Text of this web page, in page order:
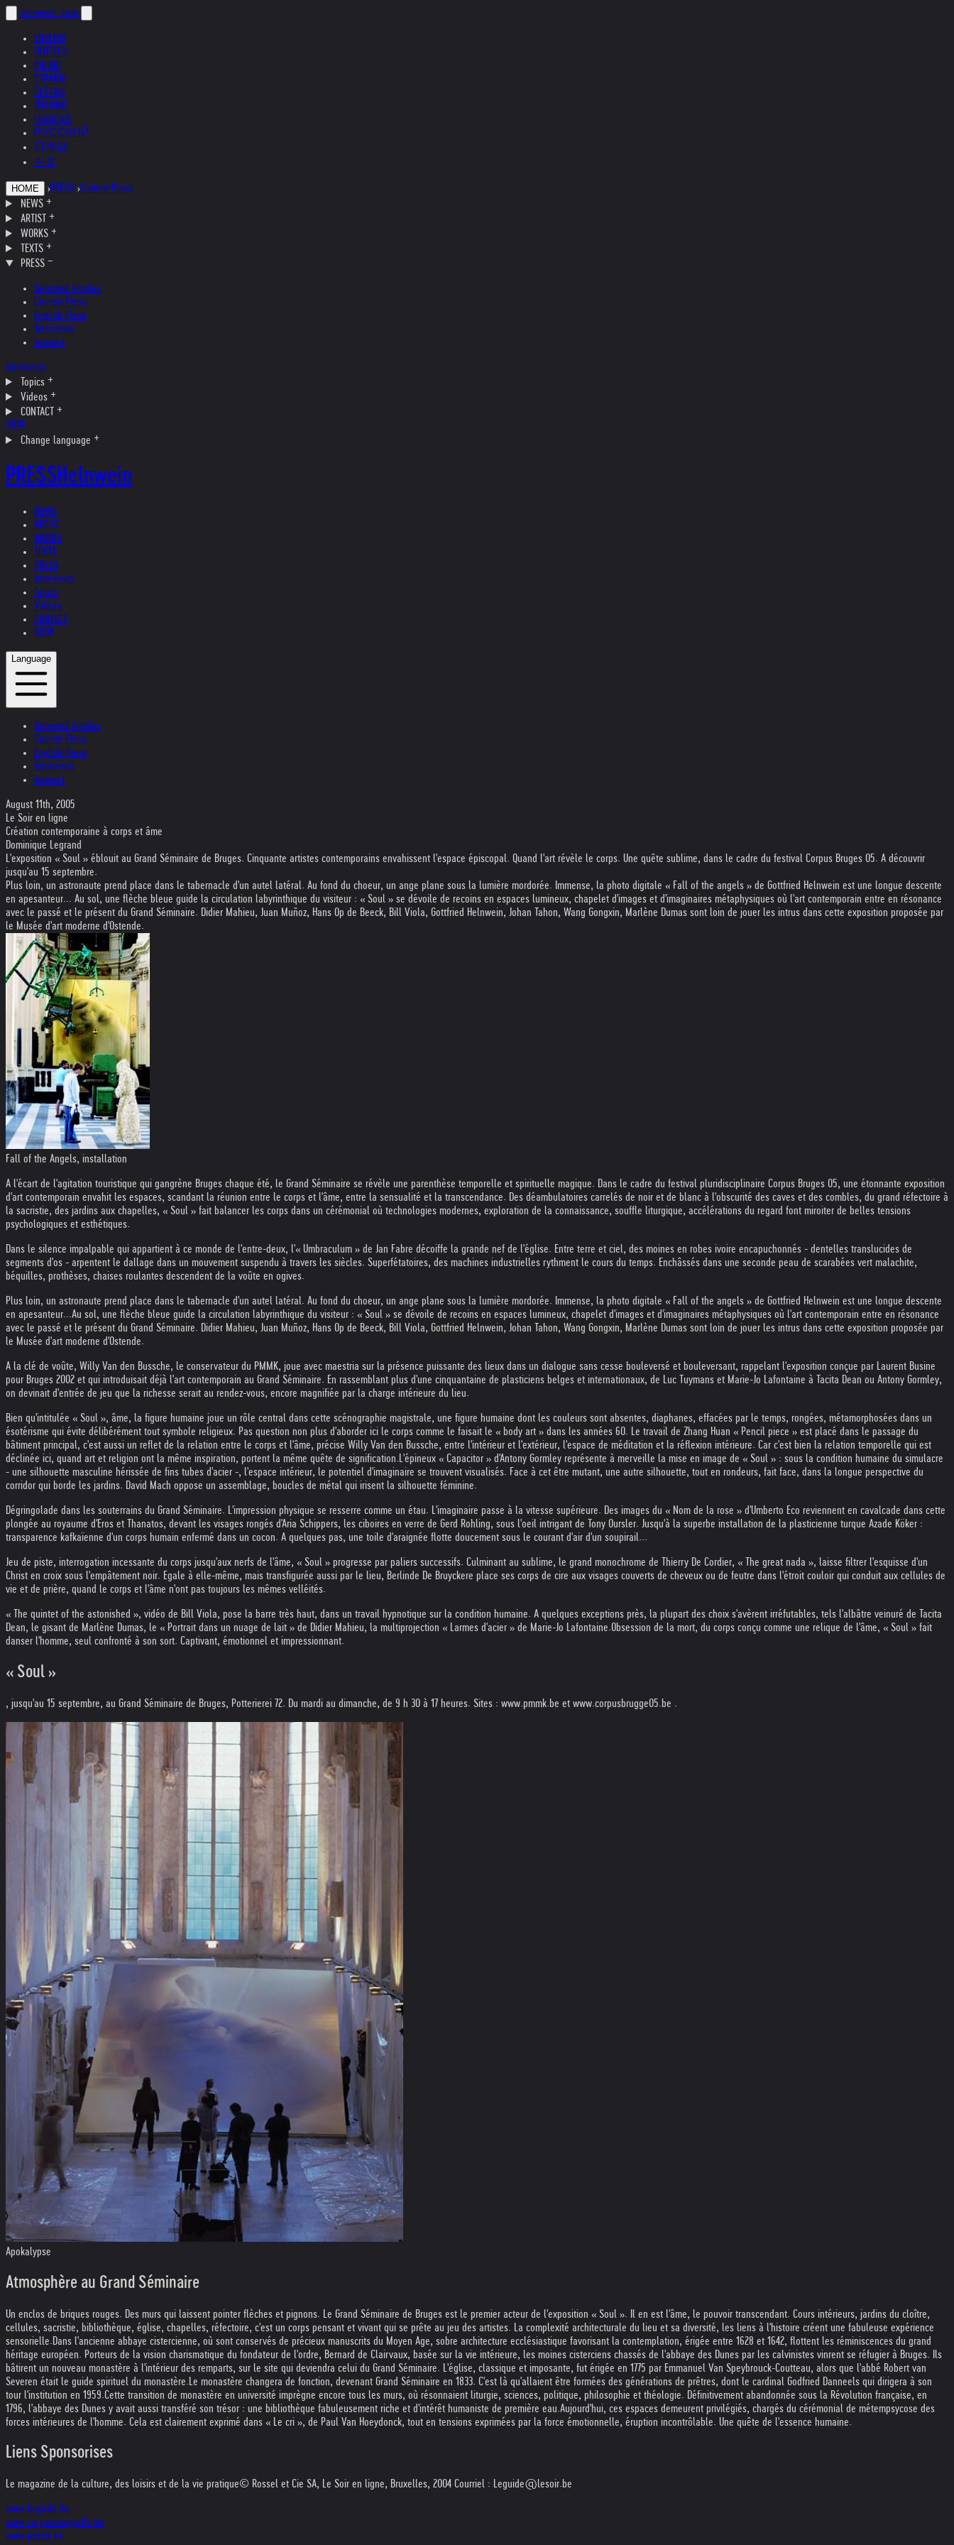
helnwein .com
ENGLISH
DEUTSCH
POLSKI
ESPAÑOL
ČEŠTINA
ITALIANO
FRANÇAIS
РУССКИЙ
日本語
中文
HOME ›PRESS ›Current Press
NEWS
ARTIST
WORKS
TEXTS
PRESS
Selected Articles
Current Press
English Press
Interviews
Internet
Interviews
Topics
Videos
CONTACT
SHOP
Change language
PRESSHelnwein
NEWS
ARTIST
WORKS
TEXTS
PRESS
Interviews
Topics
Videos
CONTACT
SHOP
Language
Selected Articles
Current Press
English Press
Interviews
Internet
August 11th, 2005
Le Soir en ligne
Création contemporaine à corps et âme
Dominique Legrand
L'exposition « Soul » éblouit au Grand Séminaire de Bruges. Cinquante artistes contemporains envahissent l'espace épiscopal. Quand l'art révèle le corps. Une quête sublime, dans le cadre du festival Corpus Bruges 05. A découvrir
jusqu'au 15 septembre.
Plus loin, un astronaute prend place dans le tabernacle d'un autel latéral. Au fond du choeur, un ange plane sous la lumière mordorée. Immense, la photo digitale « Fall of the angels » de Gottfried Helnwein est une longue descente
en apesanteur... Au sol, une flèche bleue guide la circulation labyrinthique du visiteur : « Soul » se dévoile de recoins en espaces lumineux, chapelet d'images et d'imaginaires métaphysiques où l'art contemporain entre en résonance
avec le passé et le présent du Grand Séminaire. Didier Mahieu, Juan Muñoz, Hans Op de Beeck, Bill Viola, Gottfried Helnwein, Johan Tahon, Wang Gongxin, Marlène Dumas sont loin de jouer les intrus dans cette exposition proposée par
le Musée d'art moderne d'Ostende.
Fall of the Angels, installation
A l'écart de l'agitation touristique qui gangrène Bruges chaque été, le Grand Séminaire se révèle une parenthèse temporelle et spirituelle magique. Dans le cadre du festival pluridisciplinaire Corpus Bruges 05, une étonnante exposition
d'art contemporain envahit les espaces, scandant la réunion entre le corps et l'âme, entre la sensualité et la transcendance. Des déambulatoires carrelés de noir et de blanc à l'obscurité des caves et des combles, du grand réfectoire à
la sacristie, des jardins aux chapelles, « Soul » fait balancer les corps dans un cérémonial où technologies modernes, exploration de la connaissance, souffle liturgique, accélérations du regard font miroiter de belles tensions
psychologiques et esthétiques.
Dans le silence impalpable qui appartient à ce monde de l'entre-deux, l'« Umbraculum » de Jan Fabre décoiffe la grande nef de l'église. Entre terre et ciel, des moines en robes ivoire encapuchonnés - dentelles translucides de
segments d'os - arpentent le dallage dans un mouvement suspendu à travers les siècles. Superfétatoires, des machines industrielles rythment le cours du temps. Enchâssés dans une seconde peau de scarabées vert malachite,
béquilles, prothèses, chaises roulantes descendent de la voûte en ogives.
Plus loin, un astronaute prend place dans le tabernacle d'un autel latéral. Au fond du choeur, un ange plane sous la lumière mordorée. Immense, la photo digitale « Fall of the angels » de Gottfried Helnwein est une longue descente
en apesanteur...Au sol, une flèche bleue guide la circulation labyrinthique du visiteur : « Soul » se dévoile de recoins en espaces lumineux, chapelet d'images et d'imaginaires métaphysiques où l'art contemporain entre en résonance
avec le passé et le présent du Grand Séminaire. Didier Mahieu, Juan Muñoz, Hans Op de Beeck, Bill Viola, Gottfried Helnwein, Johan Tahon, Wang Gongxin, Marlène Dumas sont loin de jouer les intrus dans cette exposition proposée par
le Musée d'art moderne d'Ostende.
A la clé de voûte, Willy Van den Bussche, le conservateur du PMMK, joue avec maestria sur la présence puissante des lieux dans un dialogue sans cesse bouleversé et bouleversant, rappelant l'exposition conçue par Laurent Busine
pour Bruges 2002 et qui introduisait déjà l'art contemporain au Grand Séminaire. En rassemblant plus d'une cinquantaine de plasticiens belges et internationaux, de Luc Tuymans et Marie-Jo Lafontaine à Tacita Dean ou Antony Gormley,
on devinait d'entrée de jeu que la richesse serait au rendez-vous, encore magnifiée par la charge intérieure du lieu.
Bien qu'intitulée « Soul », âme, la figure humaine joue un rôle central dans cette scénographie magistrale, une figure humaine dont les couleurs sont absentes, diaphanes, effacées par le temps, rongées, métamorphosées dans un
ésotérisme qui évite délibérément tout symbole religieux. Pas question non plus d'aborder ici le corps comme le faisait le « body art » dans les années 60. Le travail de Zhang Huan « Pencil piece » est placé dans le passage du
bâtiment principal, c'est aussi un reflet de la relation entre le corps et l'âme, précise Willy Van den Bussche, entre l'intérieur et l'extérieur, l'espace de méditation et la réflexion intérieure. Car c'est bien la relation temporelle qui est
déclinée ici, quand art et religion ont la même inspiration, portent la même quête de signification. L'épineux « Capacitor » d'Antony Gormley représente à merveille la mise en image de « Soul » : sous la condition humaine du simulacre
- une silhouette masculine hérissée de fins tubes d'acier -, l'espace intérieur, le potentiel d'imaginaire se trouvent visualisés. Face à cet être mutant, une autre silhouette, tout en rondeurs, fait face, dans la longue perspective du
corridor qui borde les jardins. David Mach oppose un assemblage, boucles de métal qui irisent la silhouette féminine.
Dégringolade dans les souterrains du Grand Séminaire. L'impression physique se resserre comme un étau. L'imaginaire passe à la vitesse supérieure. Des images du « Nom de la rose » d'Umberto Eco reviennent en cavalcade dans cette
plongée au royaume d'Eros et Thanatos, devant les visages rongés d'Aria Schippers, les ciboires en verre de Gerd Rohling, sous l'oeil intrigant de Tony Oursler. Jusqu'à la superbe installation de la plasticienne turque Azade Köker :
transparence kafkaïenne d'un corps humain enfermé dans un cocon. A quelques pas, une toile d'araignée flotte doucement sous le courant d'air d'un soupirail...
Jeu de piste, interrogation incessante du corps jusqu'aux nerfs de l'âme, « Soul » progresse par paliers successifs. Culminant au sublime, le grand monochrome de Thierry De Cordier, « The great nada », laisse filtrer l'esquisse d'un
Christ en croix sous l'empâtement noir. Egale à elle-même, mais transfigurée aussi par le lieu, Berlinde De Bruyckere place ses corps de cire aux visages couverts de cheveux ou de feutre dans l'étroit couloir qui conduit aux cellules de
vie et de prière, quand le corps et l'âme n'ont pas toujours les mêmes velléités.
« The quintet of the astonished », vidéo de Bill Viola, pose la barre très haut, dans un travail hypnotique sur la condition humaine. A quelques exceptions près, la plupart des choix s'avèrent irréfutables, tels l'albâtre veinuré de Tacita
Dean, le gisant de Marlène Dumas, le « Portrait dans un nuage de lait » de Didier Mahieu, la multiprojection « Larmes d'acier » de Marie-Jo Lafontaine.Obsession de la mort, du corps conçu comme une relique de l'âme, « Soul » fait
danser l'homme, seul confronté à son sort. Captivant, émotionnel et impressionnant.
« Soul »
, jusqu'au 15 septembre, au Grand Séminaire de Bruges, Potterierei 72. Du mardi au dimanche, de 9 h 30 à 17 heures. Sites : www.pmmk.be et www.corpusbrugge05.be .
Apokalypse
Atmosphère au Grand Séminaire
Un enclos de briques rouges. Des murs qui laissent pointer flèches et pignons. Le Grand Séminaire de Bruges est le premier acteur de l'exposition « Soul ». Il en est l'âme, le pouvoir transcendant. Cours intérieurs, jardins du cloître,
cellules, sacristie, bibliothèque, église, chapelles, réfectoire, c'est un corps pensant et vivant qui se prête au jeu des artistes. La complexité architecturale du lieu et sa diversité, les liens à l'histoire créent une fabuleuse expérience
sensorielle.Dans l'ancienne abbaye cistercienne, où sont conservés de précieux manuscrits du Moyen Age, sobre architecture ecclésiastique favorisant la contemplation, érigée entre 1628 et 1642, flottent les réminiscences du grand
héritage européen. Porteurs de la vision charismatique du fondateur de l'ordre, Bernard de Clairvaux, basée sur la vie intérieure, les moines cisterciens chassés de l'abbaye des Dunes par les calvinistes vinrent se réfugier à Bruges. Ils
bâtirent un nouveau monastère à l'intérieur des remparts, sur le site qui deviendra celui du Grand Séminaire. L'église, classique et imposante, fut érigée en 1775 par Emmanuel Van Speybrouck-Coutteau, alors que l'abbé Robert van
Severen était le guide spirituel du monastère. Le monastère changera de fonction, devenant Grand Séminaire en 1833. C'est là qu'allaient être formées des générations de prêtres, dont le cardinal Godfried Danneels qui dirigera à son
tour l'institution en 1959.Cette transition de monastère en université imprègne encore tous les murs, où résonnaient liturgie, sciences, politique, philosophie et théologie. Définitivement abandonnée sous la Révolution française, en
1796, l'abbaye des Dunes y avait aussi transféré son trésor : une bibliothèque fabuleusement riche et d'intérêt humaniste de première eau.Aujourd'hui, ces espaces demeurent privilégiés, chargés du cérémonial de métempsycose des
forces intérieures de l'homme. Cela est clairement exprimé dans « Le cri », de Paul Van Hoeydonck, tout en tensions exprimées par la force émotionnelle, éruption incontrôlable. Une quête de l'essence humaine.
Liens Sponsorises
Le magazine de la culture, des loisirs et de la vie pratique© Rossel et Cie SA, Le Soir en ligne, Bruxelles, 2004 Courriel : Leguide@lesoir.be
www.leguide.be
www.corpusbrugge05.be
www.pmmk.be